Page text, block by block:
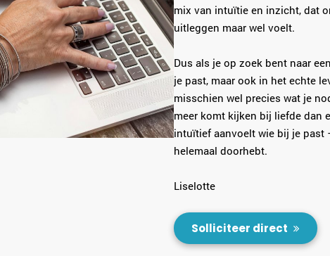
mix van intuïtie en inzicht, dat
uitleggen maar wel voelt.
Dus als je op zoek bent naar
je past, maar ook in het echte
misschien wel precies wat je
meer komt kijken bij liefde dan
intuïtief aanvoelt wie bij je
helemaal doorhebt.
Liselotte
Solliciteer direct